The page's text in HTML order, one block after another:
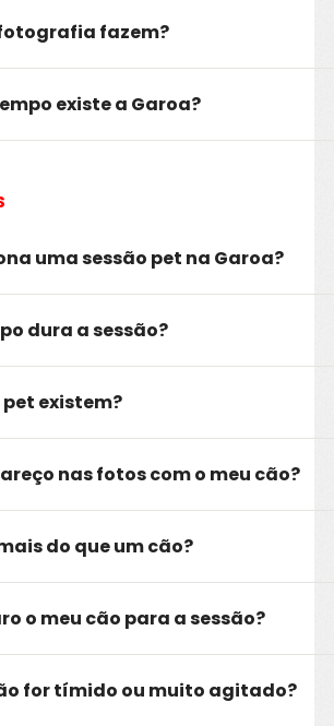
fazem?
existe a Garoa?
uma sessão pet na Garoa?
dura a sessão?
pet existem?
nas fotos com o meu cão?
do que um cão?
o meu cão para a sessão?
for tímido ou muito agitado?